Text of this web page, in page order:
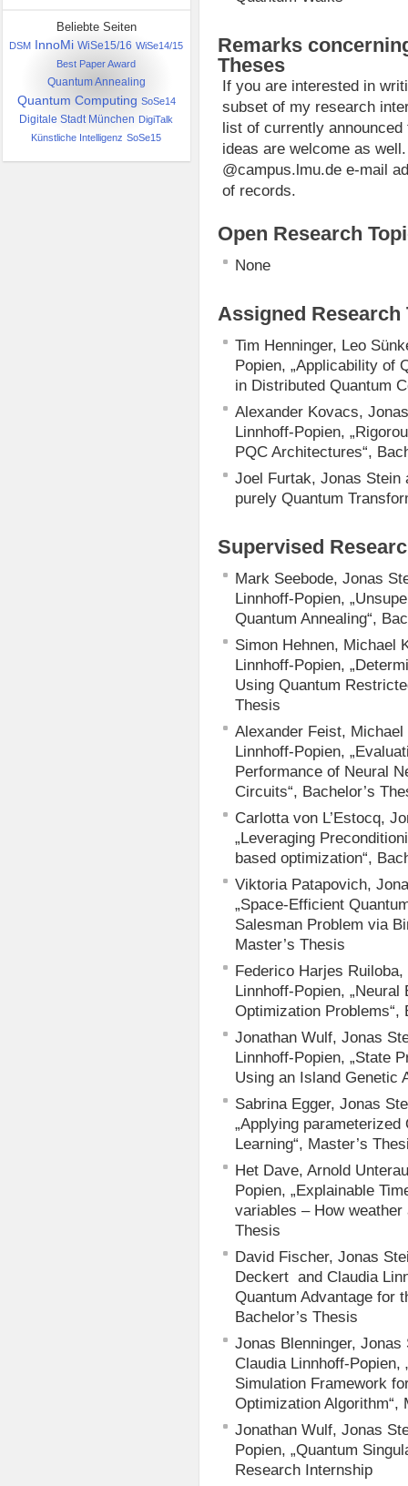
Beliebte Seiten
DSM InnoMi WiSe15/16 WiSe14/15
Best Paper Award
Quantum Annealing
Quantum Computing SoSe14
Digitale Stadt München DigiTalk
Künstliche Intelligenz SoSe15
Remarks
Theses
If you are interested in
subset of my research
list of currently
ideas are welcome as
@campus.lmu.de e-mail
of records.
Open Research
None
Assigned Research
Tim Henninger, Leo
Popien, „Applicability of
in Distributed Quantum
Alexander Kovacs,
Linnhoff-Popien,
PQC Architectures“,
Joel Furtak, Jonas Stein
purely Quantum
Supervised
Mark Seebode, Jonas
Linnhoff-Popien,
Quantum Annealing“,
Simon Hehnen, Michael
Linnhoff-Popien,
Using Quantum
Thesis
Alexander Feist,
Linnhoff-Popien,
Performance of Neural
Circuits“, Bachelor’s
Carlotta von L’Estocq,
„Leveraging
based optimization“,
Viktoria Patapovich,
„Space-Efficient
Salesman Problem via
Master’s Thesis
Federico Harjes
Linnhoff-Popien,
Optimization Problems“,
Jonathan Wulf, Jonas
Linnhoff-Popien, „State
Using an Island Genetic
Sabrina Egger, Jonas
„Applying
Learning“, Master’s
Het Dave, Arnold
Popien, „Explainable
variables – How
Thesis
David Fischer, Jonas
Deckert and Claudia
Quantum Advantage for
Bachelor’s Thesis
Jonas Blenninger,
Claudia Linnhoff-Popien,
Simulation Framework
Optimization Algorithm“,
Jonathan Wulf, Jonas
Popien, „Quantum
Research Internship